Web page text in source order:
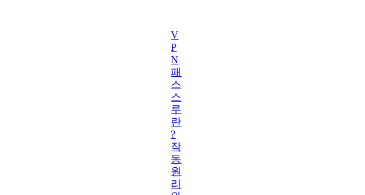
V
P
N
패
스
스
루
란
?
작
동
원
리